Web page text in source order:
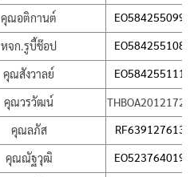
คุณอติกานต์
หจก.รูบี้ช๊อป
คุณสังวาลย์
คุณวรวัฒน์
คุณลภัส
คุณณัฐวุฒิ